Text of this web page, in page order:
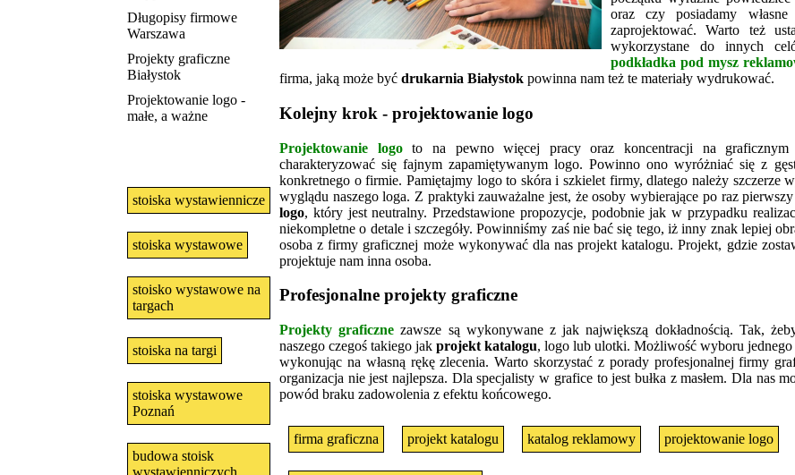
Długopisy firmowe
Warszawa
Projekty graficzne
Białystok
Projektowanie logo -
małe, a ważne
stoiska wystawiennicze
stoiska wystawowe
stoisko wystawowe na
targach
stoiska na targi
stoiska wystawowe
Poznań
budowa stoisk
wystawienniczych
oraz czy posiadamy
zaprojektować. Warto też
wykorzystane do innych
podkładka pod mysz
firma, jaką może być drukarnia Białystok powinna nam też te materiały wydrukować.
Kolejny krok - projektowanie logo
Projektowanie logoto na pewno więcej pracy oraz koncentracji na
charakteryzować się fajnym zapamiętywanym logo. Powinno ono wyróżniać się z
konkretnego o firmie. Pamiętajmy logo to skóra i szkielet firmy, dlatego należy szczerze
wyglądu naszego loga. Z praktyki zauważalne jest, że osoby wybierające po raz
logo, który jest neutralny. Przedstawione propozycje, podobnie jak w przypadku
niekompletne o detale i szczegóły. Powinniśmy zaś nie bać się tego, iż inny znak lepiej
osoba z firmy graficznej może wykonywać dla nas projekt katalogu. Projekt, gdzie
projektuje nam inna osoba.
Profesjonalne projekty graficzne
Projekty graficzne zawsze są wykonywane z jak największą dokładnością. Tak,
naszego czegoś takiego jak projekt katalogu, logo lub ulotki. Możliwość wyboru
wykonując na własną rękę zlecenia. Warto skorzystać z porady profesjonalnej firmy
organizacja nie jest najlepsza. Dla specjalisty w grafice to jest bułka z masłem. Dla nas
powód braku zadowolenia z efektu końcowego.
firma graficzna projekt katalogu katalog reklamowy projektowanie logo